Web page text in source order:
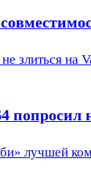
злиться на
попросил
лучшей